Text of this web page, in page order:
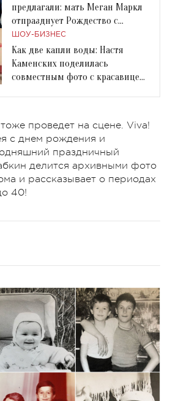
предлагали: мать Меган Маркл
отпразднует Рождество с
королевской семье
ШОУ-БИЗНЕС
Как две капли воды: Настя
Каменских поделилась
совместным фото с красавицей-
проведет на сцене. Viva!
с днем рождения и
праздничный
делится архивными фото
и рассказывает о периодах
40!